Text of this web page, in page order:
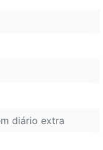
diário extra